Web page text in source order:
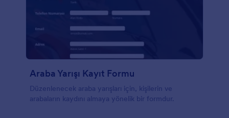
Araba Yarışı Kayıt Formu
Düzenlenecek araba yarışları için, kişilerin ve
arabaların kaydını almaya yönelik bir formdur.